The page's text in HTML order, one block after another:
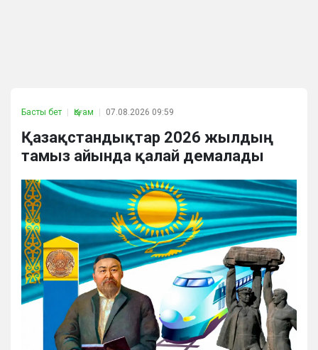
Басты бет Қоғам 07.08.2026 09:59
Қазақстандықтар 2026 жылдың
тамыз айында қалай демалады